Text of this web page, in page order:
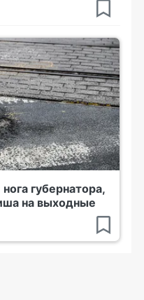
губернатора,
на выходные